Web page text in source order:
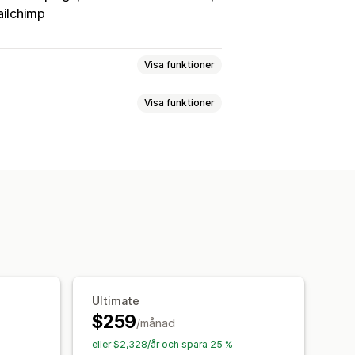
Visa funktioner
Visa funktioner
Kundsegment
Ultimate
$259/månad
eller $2,328/år och spara 25 %